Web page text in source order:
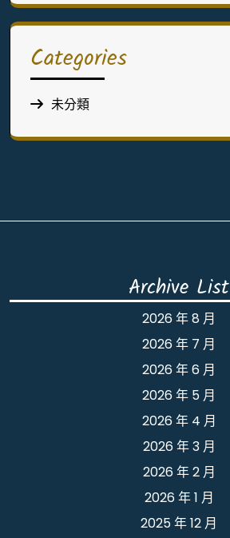
Categories
未分類
Archive List
2026 年 8 月
2026 年 7 月
2026 年 6 月
2026 年 5 月
2026 年 4 月
2026 年 3 月
2026 年 2 月
2026 年 1 月
2025 年 12 月